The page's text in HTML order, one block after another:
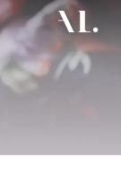
Skip
to
content